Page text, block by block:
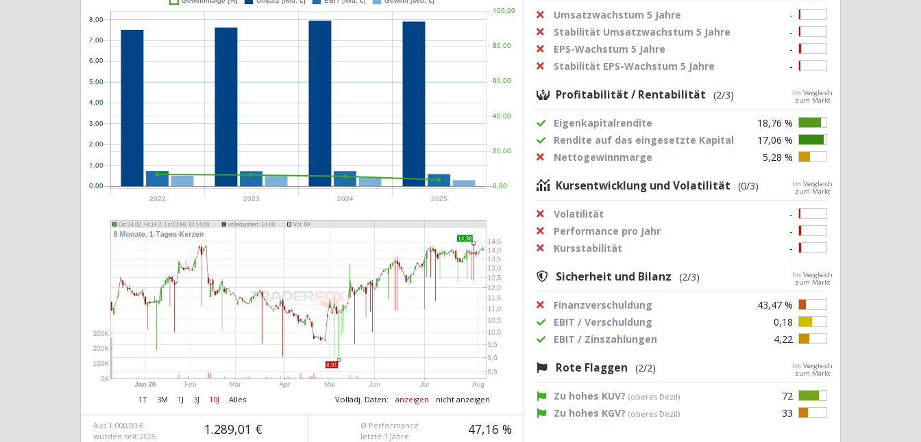
Umsatzwachstum 5 Jahre
-
Stabilität Umsatzwachstum 5 Jahre
-
EPS-Wachstum 5 Jahre
-
Stabilität EPS-Wachstum 5 Jahre
-
Profitabilität / Rentabilität (2/3)
Im Vergleich
zum Markt
Eigenkapitalrendite
18,76 %
Rendite auf das eingesetzte Kapital
17,06 %
Nettogewinnmarge
5,28 %
Kursentwicklung und Volatilität (0/3)
Im Vergleich
zum Markt
Volatilität
-
Performance pro Jahr
-
Kursstabilität
-
Sicherheit und Bilanz (2/3)
Im Vergleich
zum Markt
Finanzverschuldung
43,47 %
EBIT / Verschuldung
0,18
EBIT / Zinszahlungen
4,22
Rote Flaggen (2/2)
Im Vergleich
zum Markt
Zu hohes KUV?(oberes Dezil)
72
Zu hohes KGV?(oberes Dezil) 33
1T 3M 1J 3J 10J Alles Volladj. Daten: anzeigen nicht anzeigen
Aus 1.000,00 €
wurden seit 2025
1.289,01 €
Ø Performance
letzte 1 Jahre
47,16 %